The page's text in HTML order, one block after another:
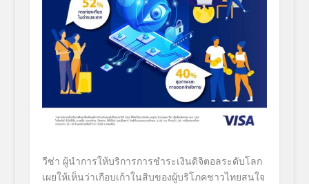
วีซ่า ผู้นำการให้บริการการชำระเงินดิจิตอลระดับโลก
เผยให้เห็นว่าเกือบเก้าในสิบของผู้บริโภคชาวไทยสนใจ